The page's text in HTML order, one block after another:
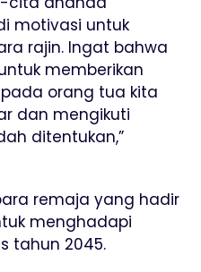
motivasi untuk
rajin. Ingat bahwa
memberikan
orang tua kita
dan mengikuti
ditentukan,”
remaja yang hadir
menghadapi
tahun 2045.